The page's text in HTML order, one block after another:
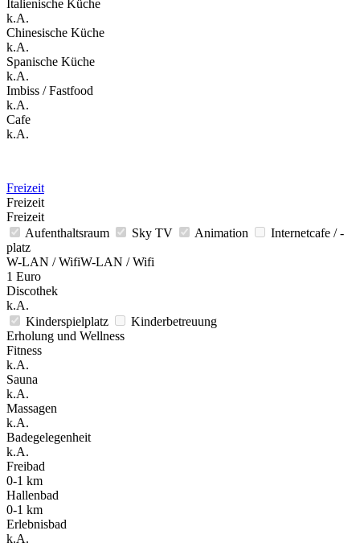
Italienische Küche
k.A.
Chinesische Küche
k.A.
Spanische Küche
k.A.
Imbiss / Fastfood
k.A.
Cafe
k.A.
Freizeit
Freizeit
Freizeit
Aufenthaltsraum
Sky TV Animation
Internetcafe / -
platz
W-LAN / WifiW-LAN / Wifi
1 Euro
Discothek
k.A.
Kinderspielplatz
Kinderbetreuung
Erholung und Wellness
Fitness
k.A.
Sauna
k.A.
Massagen
k.A.
Badegelegenheit
k.A.
Freibad
0-1 km
Hallenbad
0-1 km
Erlebnisbad
k.A.